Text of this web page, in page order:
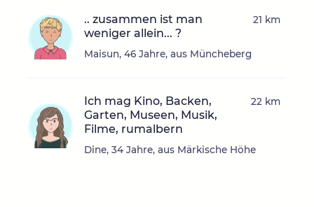
.. zusammen ist man
weniger allein... ?
Maisun, 46 Jahre, aus Müncheberg
21 km
Ich mag Kino, Backen,
Garten, Museen, Musik,
Filme, rumalbern
Dine, 34 Jahre, aus Märkische Höhe
22 km